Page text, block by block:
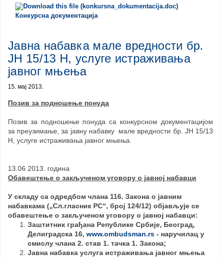
Конкурсна документација
Јавна набавка мале вредности бр.
ЈН 15/13 Н, услуге истраживања
јавног мњења
15. мај 2013.
Позив за подношење понуда
Позив за подношење понуда са конкурсном документацијом
за преузимање, за јавну набавку мале вредности бр. ЈН 15/13
Н, услуге истраживања јавног мњења.
13.06 2013. година
Обавештење о закљученом уговору о јавној набавци
У складу са одредбом члана 116. Закона о јавним
набавкама („Сл.гласник РС“, број 124/12) објављује се
обавештење о закљученом уговору о јавној набавци:
Заштитник грађана Републике Србије, Београд,
Делиградска 16, www.ombudsman.rs - наручилац у
смислу члана 2. став 1. тачка 1. Закона;
Јавна набавка услуга истраживања јавног мњења